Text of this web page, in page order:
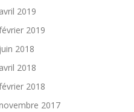
avril 2019
2019
juin 2018
avril 2018
2018
2017